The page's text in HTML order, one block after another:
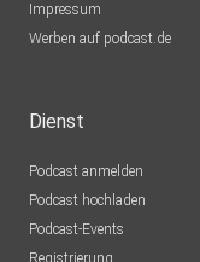
Impressum
Werben auf podcast.de
Dienst
Podcast anmelden
Podcast hochladen
Podcast-Events
Registrierung